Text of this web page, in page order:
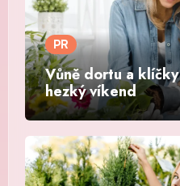
PR
Vůně dortu a
hezký víkend